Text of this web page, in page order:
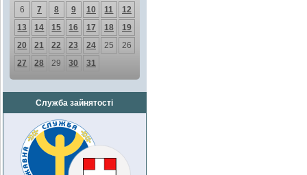
6
7 8 9 10 11
12
13
14 15 16 17 18
19
20
21 22 23 24 25
26
27
28 29 30 31
Служба зайнятості